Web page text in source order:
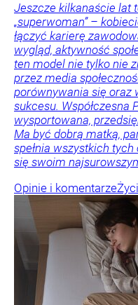
Jeszcze kilkanaście lat
„superwoman” –
łączyć karierę
wygląd, aktywność
ten model nie tylko nie
przez media
porównywania się oraz
sukcesu. Współczesna
wysportowana,
Ma być dobrą matką,
spełnia wszystkich
się swoim
Opinie i komentarze